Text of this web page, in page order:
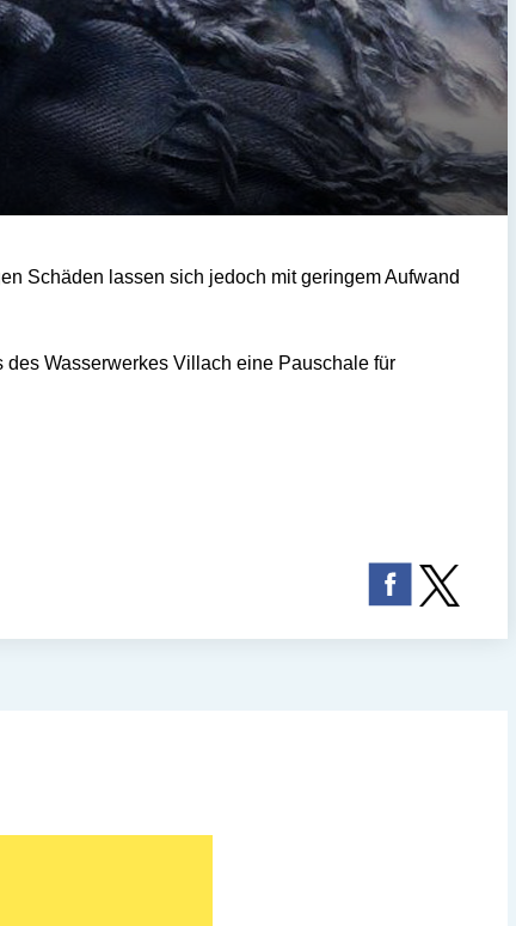
Schäden lassen sich jedoch mit geringem Aufwand
Wasserwerkes Villach eine Pauschale für